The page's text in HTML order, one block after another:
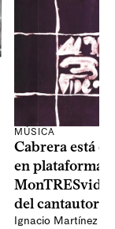
MÚSICA
Cabrera está
en plataformas
del cantautor
Ignacio Martínez